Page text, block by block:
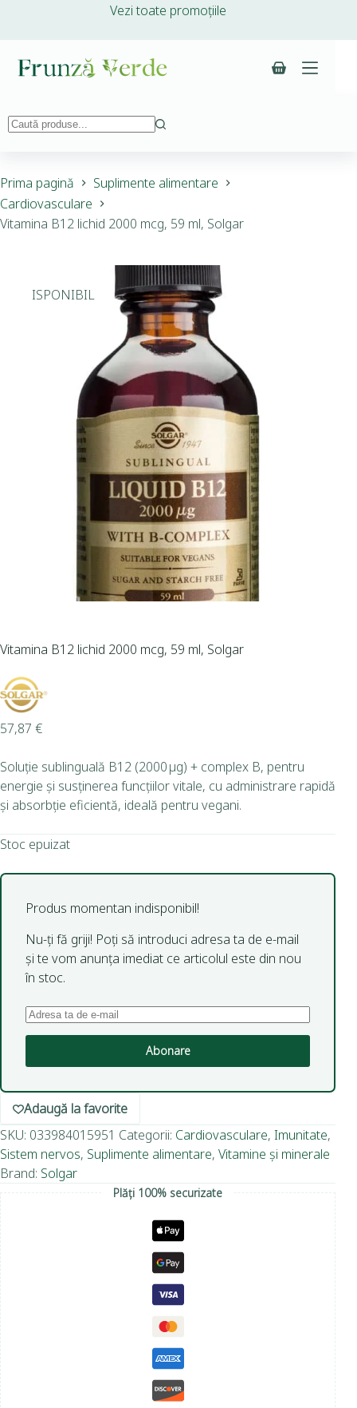
Vezi toate promoțiile
Prima pagină
Suplimente alimentare
Cardiovasculare
Vitamina B12 lichid 2000 mcg, 59 ml, Solgar
INDISPONIBIL
Vitamina B12 lichid 2000 mcg, 59 ml, Solgar
57,87 €
Soluție sublinguală B12 (2000 µg) + complex B, pentru
energie și susținerea funcțiilor vitale, cu administrare rapidă
și absorbție eficientă, ideală pentru vegani.
Stoc epuizat
Produs momentan indisponibil!
Nu-ți fă griji! Poți să introduci adresa ta de e-mail
și te vom anunța imediat ce articolul este din nou
în stoc.
Abonare
Adaugă la favorite
SKU: 033984015951 Categorii: Cardiovasculare, Imunitate,
Sistem nervos, Suplimente alimentare, Vitamine și minerale
Brand: Solgar
Plăți 100% securizate